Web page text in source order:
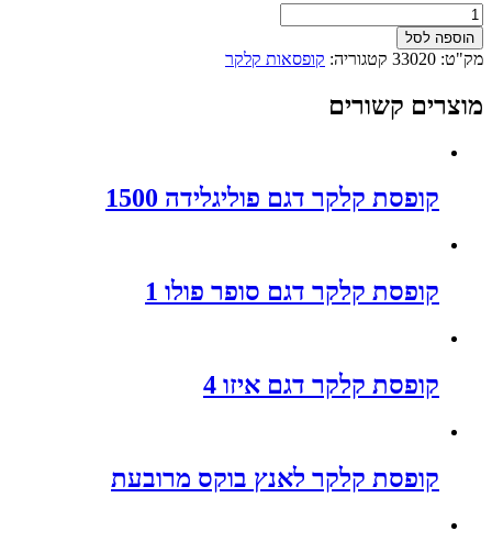
כמות
של
קופסת
קלקר
סופר
הוספה לסל
מק"ט: 33020 קטגוריה: קופסאות קלקר
מוצרים קשורים
קופסת קלקר דגם פוליגלידה 1500
קופסת קלקר דגם סופר פולו 1
קופסת קלקר דגם איזו 4
קופסת קלקר לאנץ בוקס מרובעת